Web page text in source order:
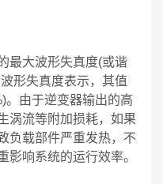
最大波形失真度(或谐
形失真度表示，其值
。由于逆变器输出的高
涡流等附加损耗，如果
负载部件严重发热，不
影响系统的运行效率。